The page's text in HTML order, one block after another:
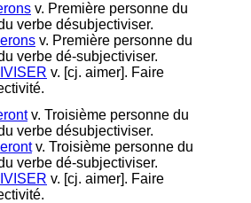
v. Première personne du
verbe désubjectiviser.
v. Première personne du
verbe dé-subjectiviser.
v. [cj. aimer]. Faire
v. Troisième personne du
verbe désubjectiviser.
v. Troisième personne du
verbe dé-subjectiviser.
v. [cj. aimer]. Faire